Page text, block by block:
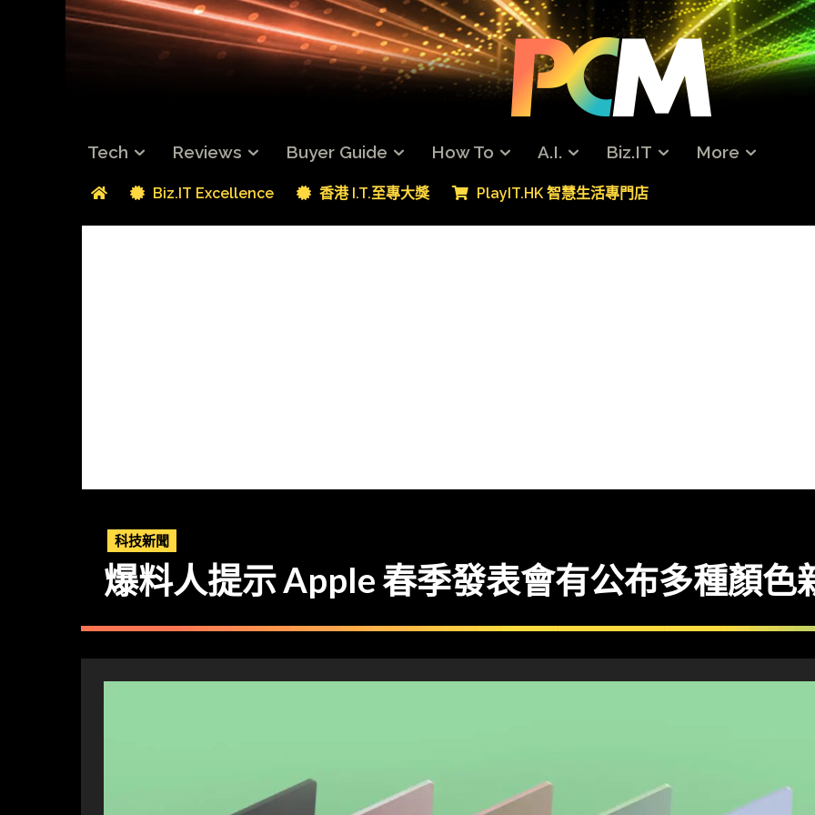
Tech Reviews Buyer Guide How To A.I. Biz.IT More
Biz.IT Excellence 香港 I.T.至專大獎 PlayIT.HK 智慧生活專門店
科技新聞
爆料人提示 Apple 春季發表會有公布多種顏色